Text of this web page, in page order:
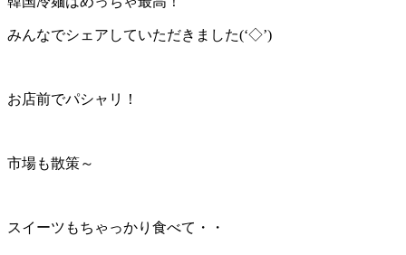
みんなでシェアしていただきました(‘◇’)ゞ
お店前でパシャリ！
市場も散策～
スイーツもちゃっかり食べて・・